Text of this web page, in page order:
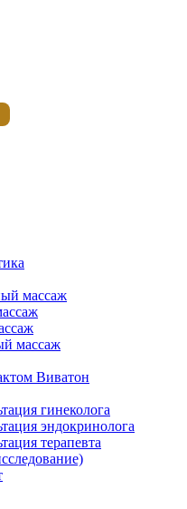
массаж
массаж
Виватон
гинеколога
эндокринолога
терапевта